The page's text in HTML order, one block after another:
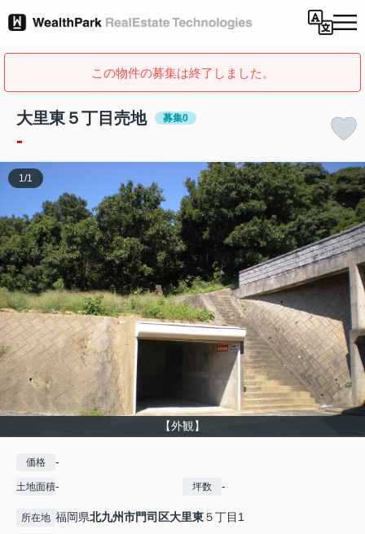
この物件の募集は終了しました。
大里東５丁目売地 募集0
-
【外観】
1/1
価格 -
土地面積- 坪数 -
所在地 福岡県北九州市門司区大里東５丁目1